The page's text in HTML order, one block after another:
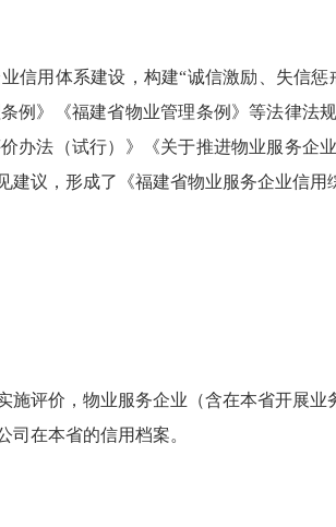
用体系建设，构建“诚信激励、失信惩
例》《福建省物业管理条例》等法律法
办法（试行）》《关于推进物业服务企
议，形成了《福建省物业服务企业信用
评价，物业服务企业（含在本省开展业
司在本省的信用档案。